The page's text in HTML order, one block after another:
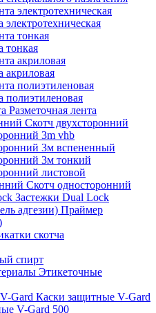
электротехническая
тонкая
акриловая
полиэтиленовая
Разметочная лента
Скотч двухсторонний
3m vhb
3м вспененный
3м тонкий
листовой
Скотч односторонний
Застежки Dual Lock
Праймер
скотча
спирт
Этикеточные
Каски защитные V-Gard
V-Gard 500